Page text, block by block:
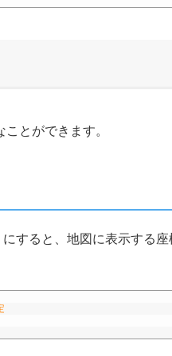
とができます。
すると、地図に表示する座